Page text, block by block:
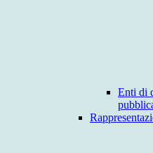
Enti di